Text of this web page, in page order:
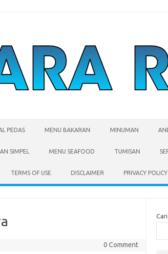
PEDAS MENU BAKARAN MINUMAN
SIMPEL MENU SEAFOOD TUMISAN
TERMS OF USE DISCLAIMER PRIVACY POLICY
0 Comment
Cari